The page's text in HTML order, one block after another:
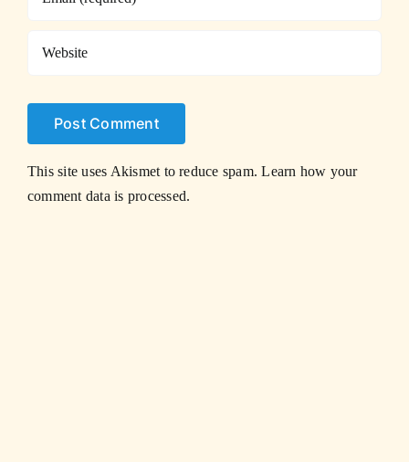
This site uses Akismet to reduce spam.Learn how your
comment data is processed.